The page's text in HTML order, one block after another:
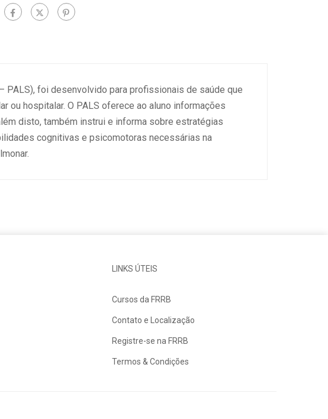
06/2026)
PALS), foi desenvolvido para profissionais de saúde que
ou hospitalar. O PALS oferece ao aluno informações
disto, também instrui e informa sobre estratégias
cognitivas e psicomotoras necessárias na
LINKS ÚTEIS
Cursos da FRRB
Contato e Localização
Registre-se na FRRB
Termos & Condições